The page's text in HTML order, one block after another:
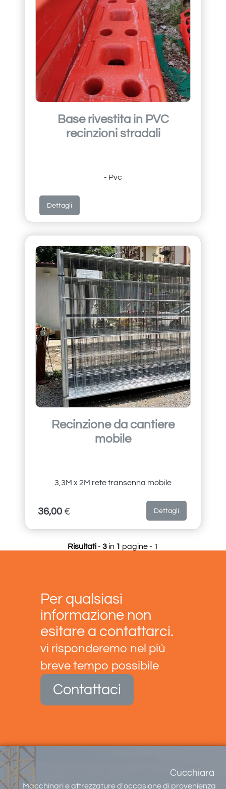
Base rivestita in PVC
recinzioni stradali
- Pvc
Dettagli
Recinzione da cantiere
mobile
3,3M x 2M rete transenna mobile
36,00 € Dettagli
Risultati- 3 in 1 pagine - 1
Per qualsiasi
informazione non
esitare a contattarci.
vi risponderemo nel più
breve tempo possibile
Contattaci
Cucchiara
Macchinari e attrezzature d'occasione di provenienza